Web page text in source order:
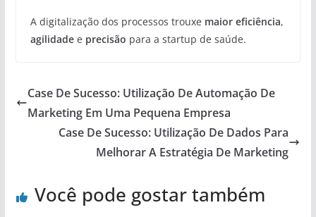
A digitalização dos processos trouxe maior eficiência,
agilidadee precisão para a startup de saúde.
Case De Sucesso: Utilização De Automação De
Marketing Em Uma Pequena Empresa
Case De Sucesso: Utilização De Dados Para
Melhorar A Estratégia De Marketing
Você pode gostar também